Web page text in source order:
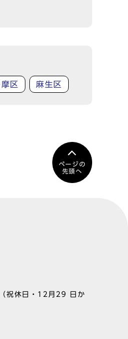
区 麻生区
ページの
先頭へ
祝休日・12月29 日か